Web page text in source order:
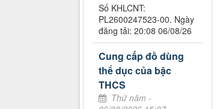
Số KHLCNT:
PL2600247523-00. Ngày
đăng tải: 20:08 06/08/26
Cung cấp đồ dùng
thể dục của bậc
THCS
Thứ năm -